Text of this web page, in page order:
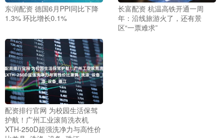
东润配资 德国6月PPI同比下降
1.3% 环比增长0.1%
长富配资 杭温高铁开通一周
年：沿线旅游火了，还有景
区“一票难求”
配资排行官网 为校园生活保驾
护航！广州工业滚筒洗衣机
XTH-250D超强洗净力与高性价